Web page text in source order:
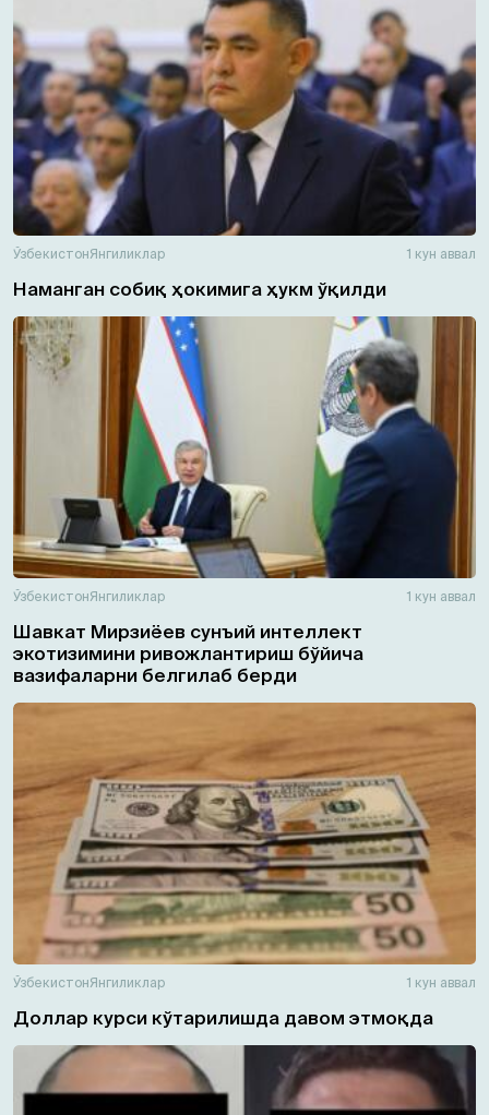
ЎзбекистонЯнгиликлар 1 кун аввал
Наманган собиқ ҳокимига ҳукм ўқилди
ЎзбекистонЯнгиликлар 1 кун аввал
Шавкат Мирзиёев сунъий интеллект
экотизимини ривожлантириш бўйича
вазифаларни белгилаб берди
ЎзбекистонЯнгиликлар 1 кун аввал
Доллар курси кўтарилишда давом этмоқда